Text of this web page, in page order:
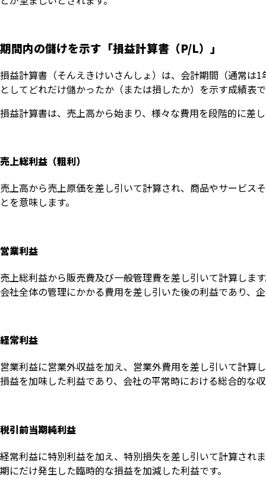
期間内の儲けを示す「損益計算書（P/L）」
損益計算書（そんえきけいさんしょ）は、会計期間（通常は
としてどれだけ儲かったか（または損したか）を示す成績
損益計算書は、売上高から始まり、様々な費用を段階的に差
売上総利益（粗利）
売上高から売上原価を差し引いて計算され、商品やサービス
とを意味します。
営業利益
売上総利益から販売費及び一般管理費を差し引いて計算しま
会社全体の管理にかかる費用を差し引いた後の利益であり、
経常利益
営業利益に営業外収益を加え、営業外費用を差し引いて計算
損益を加味した利益であり、会社の平常時における総合的な
税引前当期純利益
経常利益に特別利益を加え、特別損失を差し引いて計算され
期にだけ発生した臨時的な損益を加減した利益です。